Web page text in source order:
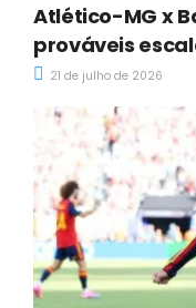
Atlético-MG x
prováveis
21 de julho de 2026